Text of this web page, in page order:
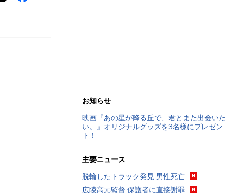
お知らせ
映画『あの星が降る丘で、君とまた出会いた
い。』オリジナルグッズを3名様にプレゼン
ト！
主要ニュース
脱輪したトラック発見 男性死亡
広陵高元監督 保護者に直接謝罪